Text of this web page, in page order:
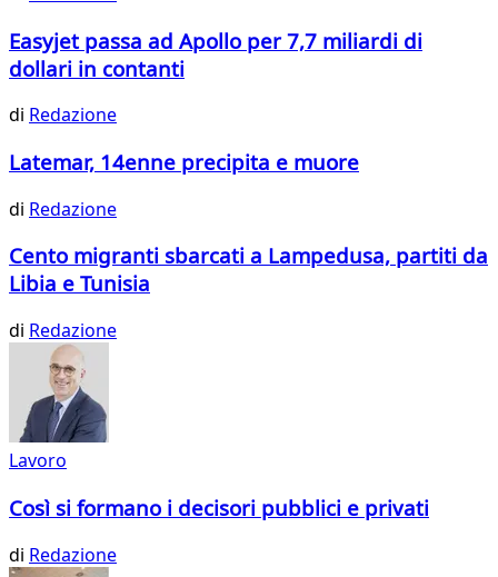
Easyjet passa ad Apollo per 7,7 miliardi di
dollari in contanti
di Redazione
Latemar, 14enne precipita e muore
di Redazione
Cento migranti sbarcati a Lampedusa, partiti da
Libia e Tunisia
di Redazione
Lavoro
Così si formano i decisori pubblici e privati
di Redazione